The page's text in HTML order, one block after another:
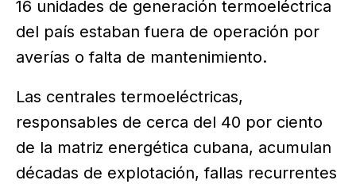
16 unidades de generación termoeléctrica
del país estaban fuera de operación por
averías o falta de mantenimiento.
Las centrales termoeléctricas,
responsables de cerca del 40 por ciento
de la matriz energética cubana, acumulan
décadas de explotación, fallas recurrentes